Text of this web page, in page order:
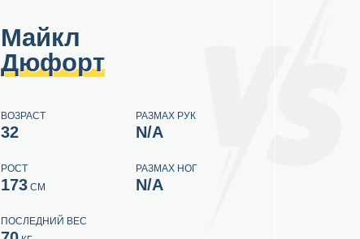
Майкл
Дюфорт
ВОЗРАСТ
32
РАЗМАХ РУК
N/A
РОСТ
173СМ
РАЗМАХ НОГ
N/A
ПОСЛЕДНИЙ ВЕС